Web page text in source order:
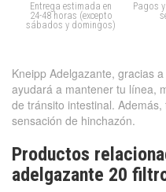
Entrega estimada en
24-48 horas (excepto
sábados y domingos)
Pagos
Kneipp Adelgazante, gracias
ayudará a mantener tu línea,
de tránsito intestinal.
sensación de hinchazón.
Productos
adelgazante 20